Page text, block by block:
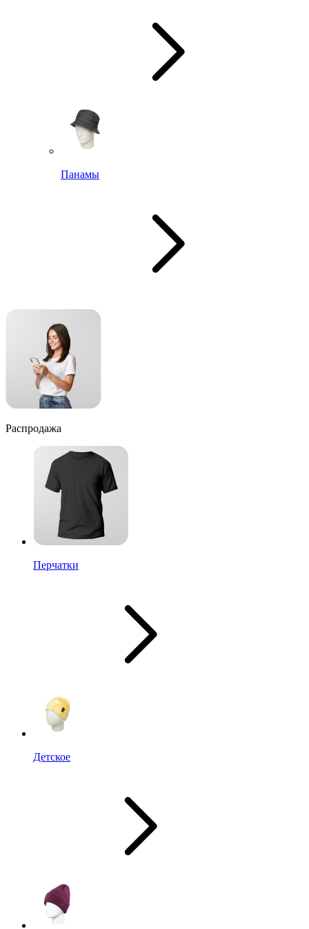
Панамы
Распродажа
Перчатки
Детское